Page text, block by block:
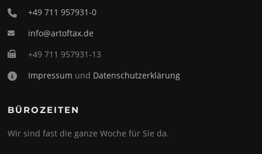
+49 711 957931-0
info@artoftax.de
+49 711 957931-13
Impressum und Datenschutzerklärung
BÜROZEITEN
Wir sind fast die ganze Woche für Sie da.